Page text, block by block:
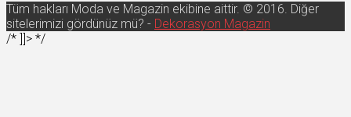
Tüm hakları Moda ve Magazin ekibine aittir. © 2016. Diğer
sitelerimizi gördünüz mü? - Dekorasyon Magazin
/* ]]> */